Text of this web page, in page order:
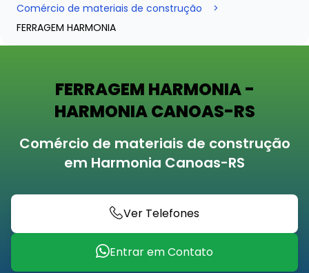
Comércio de materiais de construção
FERRAGEM HARMONIA
FERRAGEM HARMONIA -
HARMONIA CANOAS-RS
Comércio de materiais de construção
em Harmonia Canoas-RS
Ver Telefones
Entrar em Contato